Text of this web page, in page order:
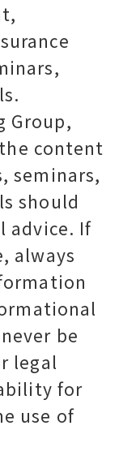
Group,
content
seminars,
should
advice. If
always
be
legal
for
use of